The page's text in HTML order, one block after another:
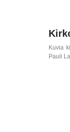
Kuvia
Pauli